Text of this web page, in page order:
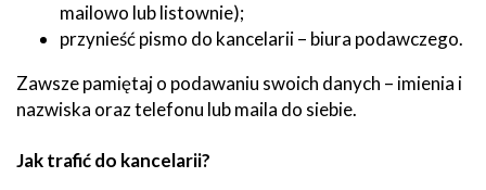
mailowo lub listownie);
przynieść pismo do kancelarii – biura podawczego.
Zawsze pamiętaj o podawaniu swoich danych – imienia i
nazwiska oraz telefonu lub maila do siebie.
Jak trafić do kancelarii?